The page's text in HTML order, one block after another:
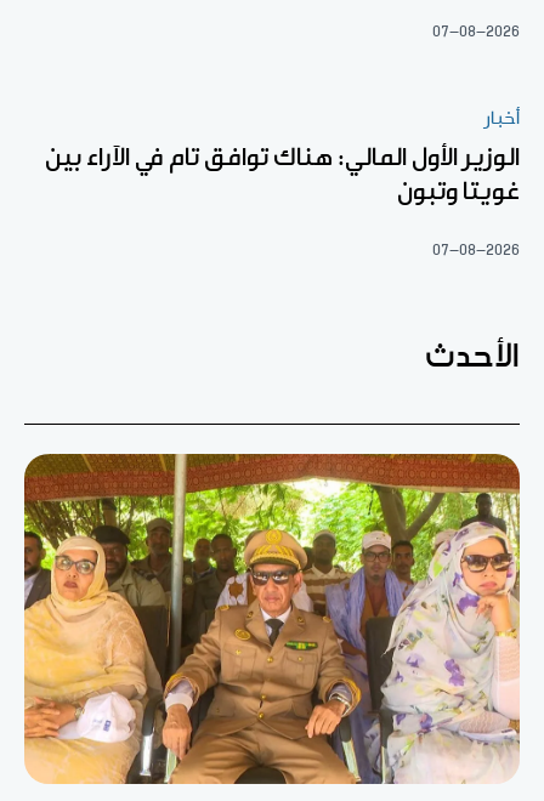
07-08-2026
أخبار
الوزير الأول المالي: هناك توافق تام في الآراء بين
غويتا وتبون
07-08-2026
الأحدث